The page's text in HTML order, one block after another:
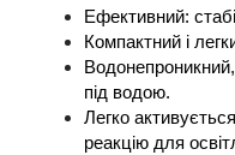
Ефективний:
Компактний і
під водою.
Легко
реакцію для